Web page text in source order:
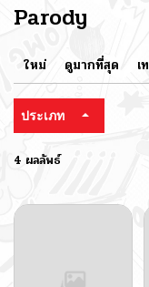
Parody
ใหม่ ดูมากที่สุด เ
ประเภท
4 ผลลัพธ์